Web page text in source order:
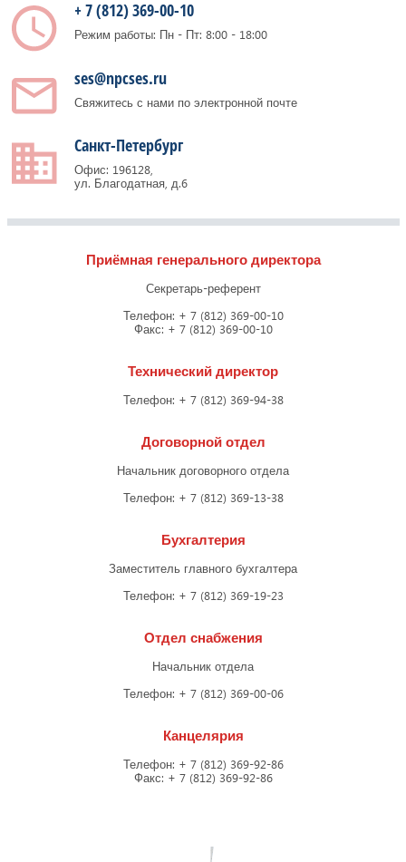
+ 7 (812) 369-00-10
Режим работы: Пн - Пт: 8:00 - 18:00
ses@npcses.ru
Свяжитеcь с нами по электронной почте
Санкт-Петербург
Офис: 196128,
ул. Благодатная, д.6
Приёмная генерального директора
Секретарь-референт
Телефон: + 7 (812) 369-00-10
Факс: + 7 (812) 369-00-10
Технический директор
Телефон: + 7 (812) 369-94-38
Договорной отдел
Начальник договорного отдела
Телефон: + 7 (812) 369-13-38
Бухгалтерия
Заместитель главного бухгалтера
Телефон: + 7 (812) 369-19-23
Отдел снабжения
Начальник отдела
Телефон: + 7 (812) 369-00-06
Канцелярия
Телефон: + 7 (812) 369-92-86
Факс: + 7 (812) 369-92-86